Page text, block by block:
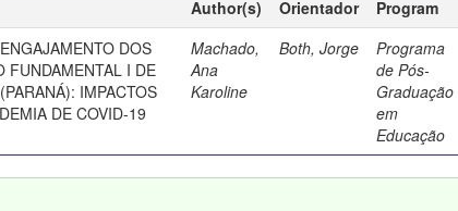
Author(s) Orientador Program
DOS
FUNDAMENTAL I DE
IMPACTOS
DE COVID-19
Machado,
Ana
Karoline
Both, Jorge
Programa
de Pós-
Graduação
em
Educação